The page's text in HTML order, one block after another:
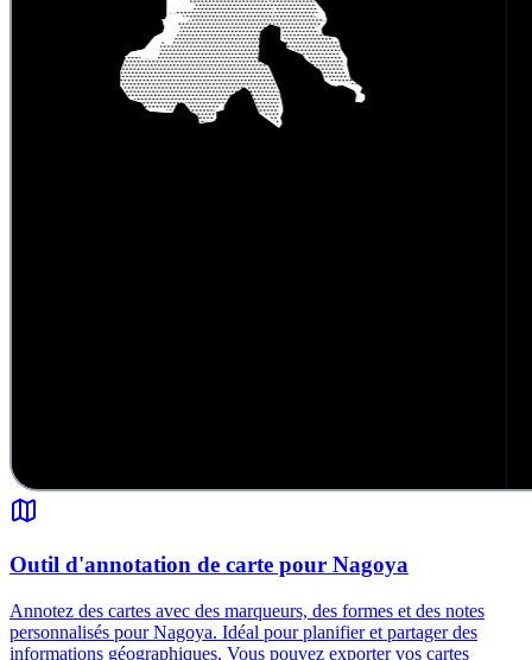
Outil d'annotation de carte pour Nagoya
Annotez des cartes avec des marqueurs, des formes et des notes
personnalisés pour Nagoya. Idéal pour planifier et partager des
informations géographiques. Vous pouvez exporter vos cartes